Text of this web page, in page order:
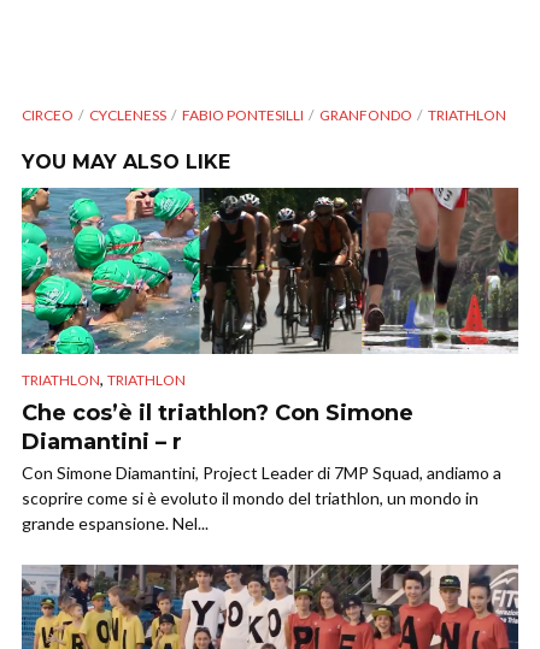
CIRCEO CYCLENESS FABIO PONTESILLI GRANFONDO TRIATHLON
YOU MAY ALSO LIKE
TRIATHLON, TRIATHLON
Che cos’è il triathlon? Con Simone
Diamantini – r
Con Simone Diamantini, Project Leader di 7MP Squad, andiamo a
scoprire come si è evoluto il mondo del triathlon, un mondo in
grande espansione. Nel...